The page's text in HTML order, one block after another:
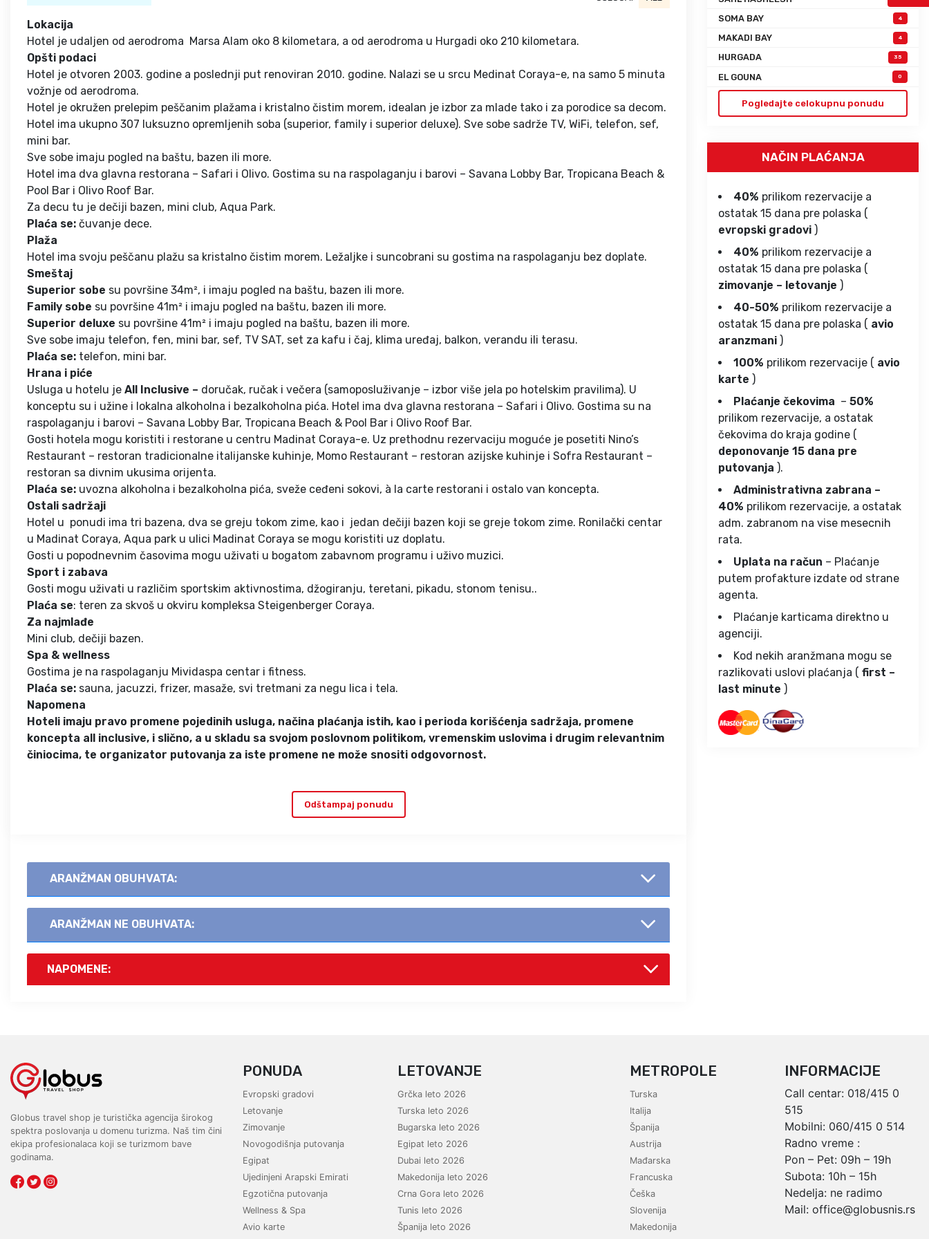
Lokacija
Hotel je udaljen od aerodroma Marsa Alam oko 8 kilometara, a od aerodroma u Hurgadi oko 210 kilometara.
Opšti podaci
Hotel je otvoren 2003. godine a poslednji put renoviran 2010. godine. Nalazi se u srcu Medinat Coraya-e, na samo 5 minuta
vožnje od aerodroma.
Hotel je okružen prelepim peščanim plažama i kristalno čistim morem, idealan je izbor za mlade tako i za porodice sa decom.
Hotel ima ukupno 307 luksuzno opremljenih soba (superior, family i superior deluxe). Sve sobe sadrže TV, WiFi, telefon, sef,
mini bar.
Sve sobe imaju pogled na baštu, bazen ili more.
Hotel ima dva glavna restorana – Safari i Olivo. Gostima su na raspolaganju i barovi – Savana Lobby Bar, Tropicana Beach &
Pool Bar i Olivo Roof Bar.
Za decu tu je dečiji bazen, mini club, Aqua Park.
Plaća se: čuvanje dece.
Plaža
Hotel ima svoju peščanu plažu sa kristalno čistim morem. Ležaljke i suncobrani su gostima na raspolaganju bez doplate.
Smeštaj
Superior sobe su površine 34m², i imaju pogled na baštu, bazen ili more.
Family sobe su površine 41m² i imaju pogled na baštu, bazen ili more.
Superior deluxe su površine 41m² i imaju pogled na baštu, bazen ili more.
Sve sobe imaju telefon, fen, mini bar, sef, TV SAT, set za kafu i čaj, klima uređaj, balkon, verandu ili terasu.
Plaća se: telefon, mini bar.
Hrana i piće
Usluga u hotelu je All Inclusive – doručak, ručak i večera (samoposluživanje – izbor više jela po hotelskim pravilima). U
konceptu su i užine i lokalna alkoholna i bezalkoholna pića. Hotel ima dva glavna restorana – Safari i Olivo. Gostima su na
raspolaganju i barovi – Savana Lobby Bar, Tropicana Beach & Pool Bar i Olivo Roof Bar.
Gosti hotela mogu koristiti i restorane u centru Madinat Coraya-e. Uz prethodnu rezervaciju moguće je posetiti Nino’s
Restaurant – restoran tradicionalne italijanske kuhinje, Momo Restaurant – restoran azijske kuhinje i Sofra Restaurant –
restoran sa divnim ukusima orijenta.
Plaća se: uvozna alkoholna i bezalkoholna pića, sveže ceđeni sokovi, à la carte restorani i ostalo van koncepta.
Ostali sadržaji
Hotel u ponudi ima tri bazena, dva se greju tokom zime, kao i jedan dečiji bazen koji se greje tokom zime. Ronilački centar
u Madinat Coraya, Aqua park u ulici Madinat Coraya se mogu koristiti uz doplatu.
Gosti u popodnevnim časovima mogu uživati u bogatom zabavnom programu i uživo muzici.
Sport i zabava
Gosti mogu uživati u različim sportskim aktivnostima, džogiranju, teretani, pikadu, stonom tenisu..
Plaća se: teren za skvoš u okviru kompleksa Steigenberger Coraya.
Za najmlađe
Mini club, dečiji bazen.
Spa & wellness
Gostima je na raspolaganju Mividaspa centar i fitness.
Plaća se: sauna, jacuzzi, frizer, masaže, svi tretmani za negu lica i tela.
Napomena
Hoteli imaju pravo promene pojedinih usluga, načina plaćanja istih, kao i perioda korišćenja sadržaja, promene
koncepta all inclusive, i slično, a u skladu sa svojom poslovnom politikom, vremenskim uslovima i drugim relevantnim
činiocima, te organizator putovanja za iste promene ne može snositi odgovornost.
Odštampaj ponudu
ARANŽMAN OBUHVATA:
ARANŽMAN NE OBUHVATA:
NAPOMENE:
SOMA BAY 4
MAKADI BAY 4
HURGADA 35
EL GOUNA 0
Pogledajte celokupnu ponudu
NAČIN PLAĆANJA
40% prilikom rezervacije a
ostatak 15 dana pre polaska (
evropski gradovi )
40% prilikom rezervacije a
ostatak 15 dana pre polaska (
zimovanje – letovanje )
40-50% prilikom rezervacije a
ostatak 15 dana pre polaska ( avio
aranzmani )
100% prilikom rezervacije ( avio
karte )
Plaćanje čekovima – 50%
prilikom rezervacije, a ostatak
čekovima do kraja godine (
deponovanje 15 dana pre
putovanja ).
Administrativna zabrana –
40% prilikom rezervacije, a ostatak
adm. zabranom na vise mesecnih
rata.
Uplata na račun – Plaćanje
putem profakture izdate od strane
agenta.
Plaćanje karticama direktno u
agenciji.
Kod nekih aranžmana mogu se
razlikovati uslovi plaćanja ( first –
last minute )
Globus travel shop je turistička agencija širokog
spektra poslovanja u domenu turizma. Naš tim čini
ekipa profesionalaca koji se turizmom bave
godinama.
PONUDA
Evropski gradovi
Letovanje
Zimovanje
Novogodišnja putovanja
Egipat
Ujedinjeni Arapski Emirati
Egzotična putovanja
Wellness & Spa
Avio karte
LETOVANJE
Grčka leto 2026
Turska leto 2026
Bugarska leto 2026
Egipat leto 2026
Dubai leto 2026
Makedonija leto 2026
Crna Gora leto 2026
Tunis leto 2026
Španija leto 2026
METROPOLE
Turska
Italija
Španija
Austrija
Mađarska
Francuska
Češka
Slovenija
Makedonija
INFORMACIJE
Call centar: 018/415 0
515
Mobilni: 060/415 0 514
Radno vreme :
Pon – Pet: 09h – 19h
Subota: 10h – 15h
Nedelja: ne radimo
Mail: office@globusnis.rs